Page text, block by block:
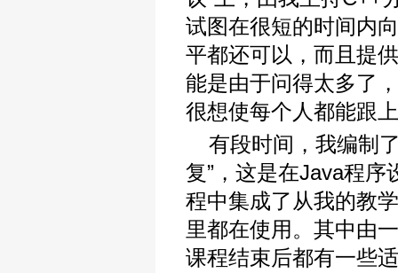
试图在很短的时间内
平都还可以，而且提
能是由于问得太多了
很想使每个人都能跟
有段时间，我编制
复”，这是在Java程
程中集成了从我的教
里都在使用。其中由
课程结束后都有一些